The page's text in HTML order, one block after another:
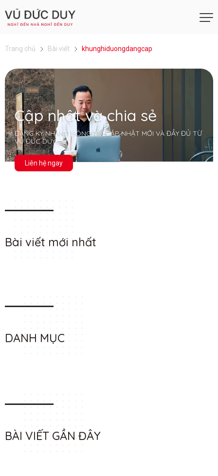
Trang chủ Bài viết khunghiduongdangcap
Cập nhật và chia sẻ
ĐĂNG KÝ NHẬN THÔNG TIN CẬP NHẬT MỚI VÀ ĐẦY ĐỦ TỪ
VŨ ĐỨC DUY
Liên hệ ngay
Bài viết mới nhất
DANH MỤC
BÀI VIẾT GẦN ĐÂY